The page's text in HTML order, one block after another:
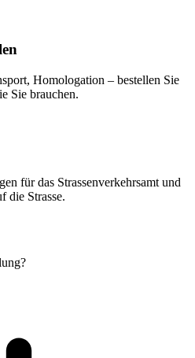
Homologation – bestellen Sie
Sie brauchen.
für das Strassenverkehrsamt und
die Strasse.